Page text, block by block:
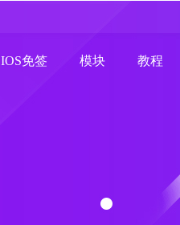
IOS免签 模块 教程